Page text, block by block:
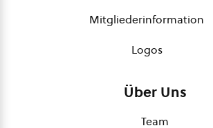
Mitgliederinformation
Logos
Über Uns
Team